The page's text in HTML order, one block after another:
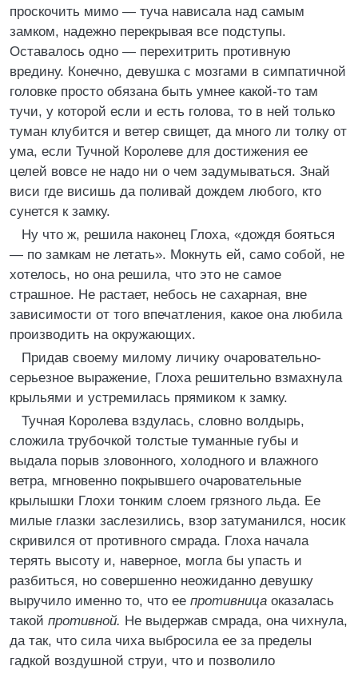
проскочить мимо — туча нависала над самым
замком, надежно перекрывая все подступы.
Оставалось одно — перехитрить противную
вредину. Конечно, девушка с мозгами в симпатичной
головке просто обязана быть умнее какой-то там
тучи, у которой если и есть голова, то в ней только
туман клубится и ветер свищет, да много ли толку от
ума, если Тучной Королеве для достижения ее
целей вовсе не надо ни о чем задумываться. Знай
виси где висишь да поливай дождем любого, кто
сунется к замку.
Ну что ж, решила наконец Глоха, «дождя бояться
— по замкам не летать». Мокнуть ей, само собой, не
хотелось, но она решила, что это не самое
страшное. Не растает, небось не сахарная, вне
зависимости от того впечатления, какое она любила
производить на окружающих.
Придав своему милому личику очаровательно-
серьезное выражение, Глоха решительно взмахнула
крыльями и устремилась прямиком к замку.
Тучная Королева вздулась, словно волдырь,
сложила трубочкой толстые туманные губы и
выдала порыв зловонного, холодного и влажного
ветра, мгновенно покрывшего очаровательные
крылышки Глохи тонким слоем грязного льда. Ее
милые глазки заслезились, взор затуманился, носик
скривился от противного смрада. Глоха начала
терять высоту и, наверное, могла бы упасть и
разбиться, но совершенно неожиданно девушку
выручило именно то, что ее противница оказалась
такой противной. Не выдержав смрада, она чихнула,
да так, что сила чиха выбросила ее за пределы
гадкой воздушной струи, что и позволило